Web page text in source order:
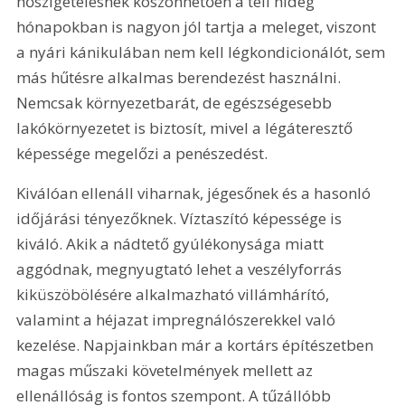
hónapokban is nagyon jól tartja a meleget, viszont
a nyári kánikulában nem kell légkondicionálót, sem
más hűtésre alkalmas berendezést használni.
Nemcsak környezetbarát, de egészségesebb
lakókörnyezetet is biztosít, mivel a légáteresztő
képessége megelőzi a penészedést.
Kiválóan ellenáll viharnak, jégesőnek és a hasonló
időjárási tényezőknek. Víztaszító képessége is
kiváló. Akik a nádtető gyúlékonysága miatt
aggódnak, megnyugtató lehet a veszélyforrás
kiküszöbölésére alkalmazható villámhárító,
valamint a héjazat impregnálószerekkel való
kezelése. Napjainkban már a kortárs építészetben
magas műszaki követelmények mellett az
ellenállóság is fontos szempont. A tűzállóbb